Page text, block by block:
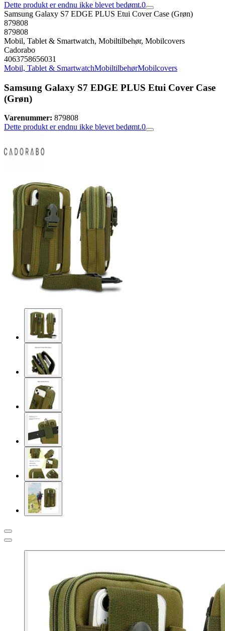
Dette produkt er endnu ikke blevet bedømt.0
Samsung Galaxy S7 EDGE PLUS Etui Cover Case (Grøn)
879808
879808
Mobil, Tablet & Smartwatch, Mobiltilbehør, Mobilcovers
Cadorabo
4063758656031
Mobil, Tablet & SmartwatchMobiltilbehørMobilcovers
Samsung Galaxy S7 EDGE PLUS Etui Cover Case
(Grøn)
Varenummer: 879808
Dette produkt er endnu ikke blevet bedømt.0